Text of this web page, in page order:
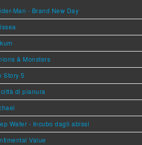
Man - Brand New Day
& Monsters
Story 5
di pianura
Water - Incubo dagli abissi
Value